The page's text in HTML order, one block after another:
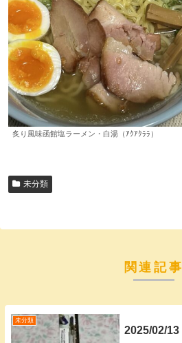
炙り風味函館塩ラーメン・白湯（ｱｸｱｸﾗﾗ）
未分類
関連記事
未分類
2025/02/13